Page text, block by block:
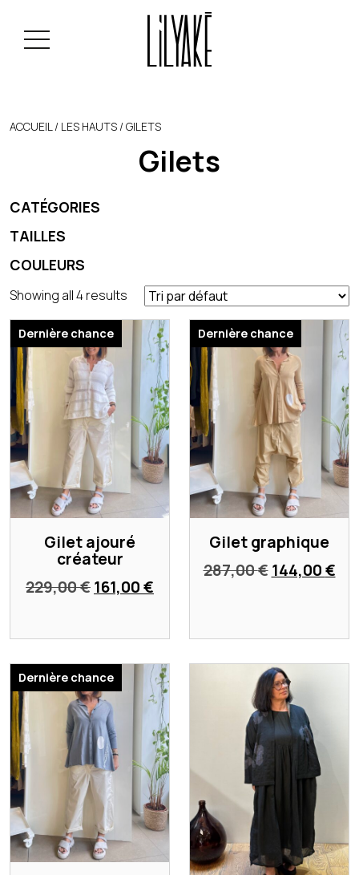
ACCUEIL / LES HAUTS / GILETS
Gilets
CATÉGORIES
TAILLES
COULEURS
Showing all 4 results
Dernière chance
Gilet ajouré
créateur
229,00€Le
229,00 €.
161,00€
161,00 €.
Dernière chance
Gilet graphique
287,00€ Le
était :
287,00 €.
144,00€Le
Dernière chance